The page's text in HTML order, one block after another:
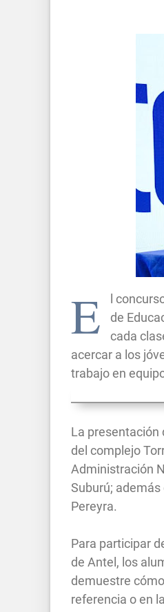
E
l
de
cada
acercar a los
trabajo en
La presentación
del complejo
Administración
Suburú;
Pereyra.
Para participar
de Antel, los
demuestre
referencia o en